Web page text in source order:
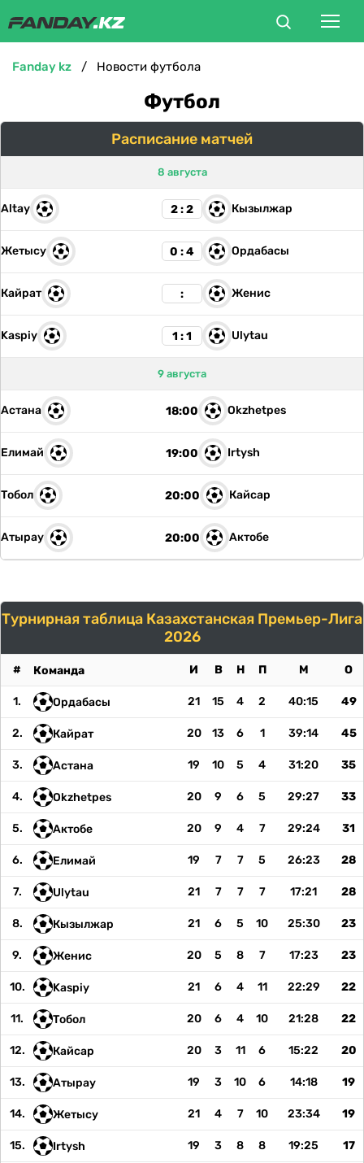
ТЕННИС
ХОККЕЙ
ФУТЗАЛ
ВЕЛОСПОРТ
fanday kz Новости футбола
Футбол
Расписание матчей
8 августа
Altay 2 : 2 Кызылжар
Жетысу 0 : 4 Ордабасы
Кайрат : Женис
Kaspiy 1 : 1 Ulytau
9 августа
Астана 18:00 Okzhetpes
Елимай 19:00 Irtysh
Тобол 20:00 Кайсар
Атырау 20:00 Актобе
Турнирная таблица Казахстанская Премьер-Лига
2026
# Команда И В Н П М О
1. Ордабасы 21 15 4 2 40:15 49
2. Кайрат 20 13 6 1 39:14 45
3. Астана 19 10 5 4 31:20 35
4. Okzhetpes 20 9 6 5 29:27 33
5. Актобе 20 9 4 7 29:24 31
6. Елимай 19 7 7 5 26:23 28
7. Ulytau 21 7 7 7 17:21 28
8. Кызылжар 21 6 5 10 25:30 23
9. Женис 20 5 8 7 17:23 23
10. Kaspiy 21 6 4 11 22:29 22
11. Тобол 20 6 4 10 21:28 22
12. Кайсар 20 3 11 6 15:22 20
13. Атырау 19 3 10 6 14:18 19
14. Жетысу 21 4 7 10 23:34 19
15. Irtysh 19 3 8 8 19:25 17